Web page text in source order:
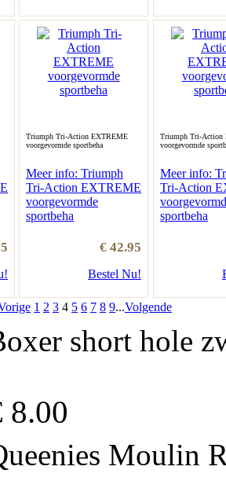
Triumph Tri-Action EXTREME
voorgevormde sportbeha
Meer info: Triumph
Tri-Action EXTREME
voorgevormde
sportbeha
€ 42.95
Bestel Nu!
Triumph Tri-Action
voorgevormde
Meer info:
Tri-Action
sportbeha
1 2 3 4 5 6 7 8 9...Volgende
short hole
8.00
Moulin